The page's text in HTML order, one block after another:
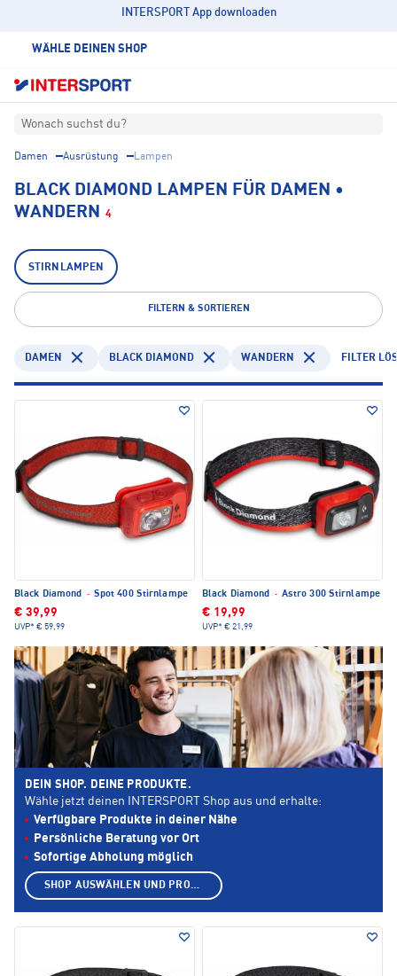
INTERSPORT App downloaden
WÄHLE DEINEN SHOP
Wonach suchst du?
Damen Ausrüstung Lampen
BLACK DIAMOND LAMPEN FÜR DAMEN •
WANDERN 4
STIRNLAMPEN
FILTERN & SORTIEREN
DAMEN BLACK DIAMOND WANDERN FILTER
Black Diamond · Spot 400 Stirnlampe
€ 39,99
UVP* € 59,99
Black Diamond · Astro 300 Stirnlampe
€ 19,99
UVP* € 21,99
DEIN SHOP. DEINE PRODUKTE.
Wähle jetzt deinen INTERSPORT Shop aus und erhalte:
Verfügbare Produkte in deiner Nähe
Persönliche Beratung vor Ort
Sofortige Abholung möglich
SHOP AUSWÄHLEN UND PRODUKTE ANZEIGEN